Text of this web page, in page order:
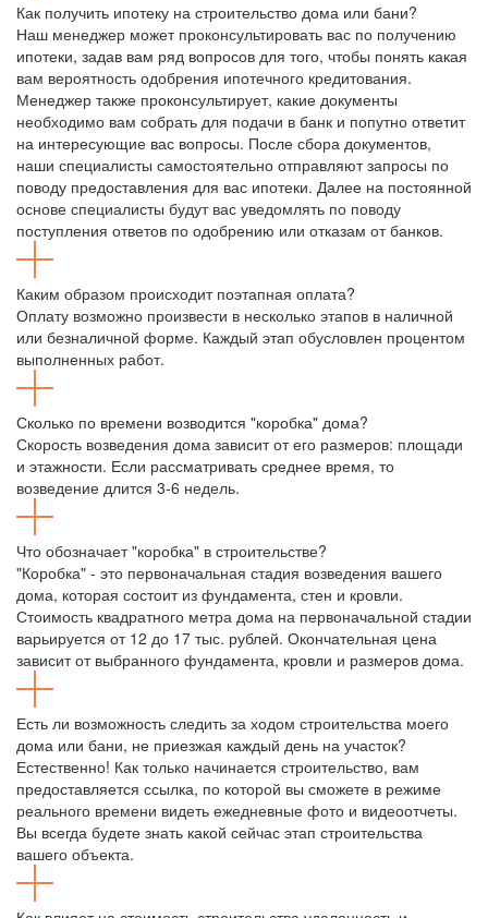
Как получить ипотеку на строительство дома или бани?
Наш менеджер может проконсультировать вас по получению
ипотеки, задав вам ряд вопросов для того, чтобы понять какая
вам вероятность одобрения ипотечного кредитования.
Менеджер также проконсультирует, какие документы
необходимо вам собрать для подачи в банк и попутно ответит
на интересующие вас вопросы. После сбора документов,
наши специалисты самостоятельно отправляют запросы по
поводу предоставления для вас ипотеки. Далее на постоянной
основе специалисты будут вас уведомлять по поводу
поступления ответов по одобрению или отказам от банков.
Каким образом происходит поэтапная оплата?
Оплату возможно произвести в несколько этапов в наличной
или безналичной форме. Каждый этап обусловлен процентом
выполненных работ.
Сколько по времени возводится "коробка" дома?
Скорость возведения дома зависит от его размеров: площади
и этажности. Если рассматривать среднее время, то
возведение длится 3-6 недель.
Что обозначает "коробка" в строительстве?
"Коробка" - это первоначальная стадия возведения вашего
дома, которая состоит из фундамента, стен и кровли.
Стоимость квадратного метра дома на первоначальной стадии
варьируется от 12 до 17 тыс. рублей. Окончательная цена
зависит от выбранного фундамента, кровли и размеров дома.
Есть ли возможность следить за ходом строительства моего
дома или бани, не приезжая каждый день на участок?
Естественно! Как только начинается строительство, вам
предоставляется ссылка, по которой вы сможете в режиме
реального времени видеть ежедневные фото и видеоотчеты.
Вы всегда будете знать какой сейчас этап строительства
вашего объекта.